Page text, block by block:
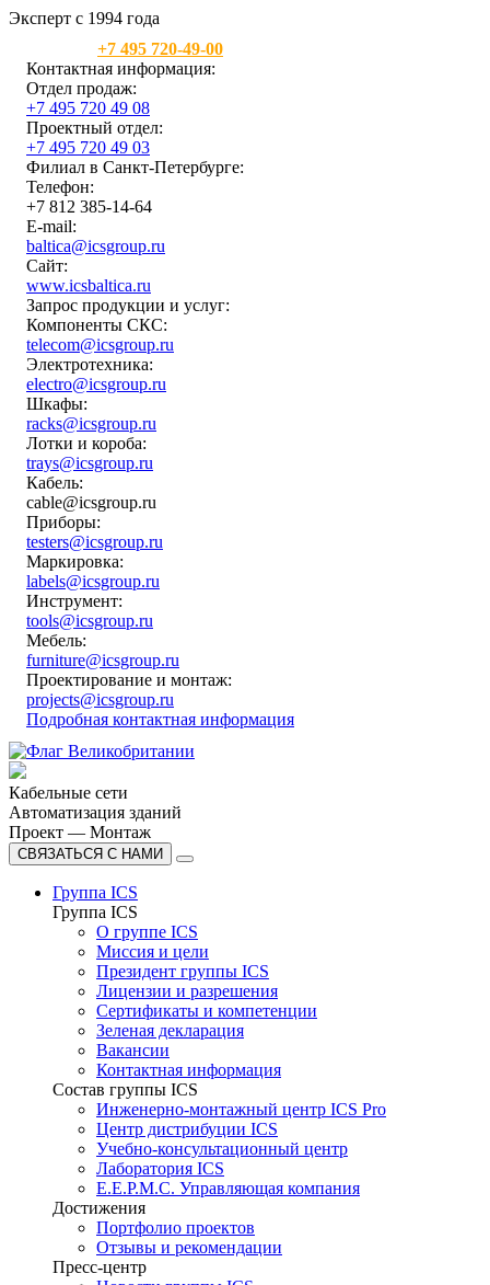
Эксперт с 1994 года
+7 495 720-49-00
Контактная информация:
Отдел продаж:
+7 495 720 49 08
Проектный отдел:
+7 495 720 49 03
Филиал в Санкт-Петербурге:
Телефон:
+7 812 385-14-64
E-mail:
baltica@icsgroup.ru
Сайт:
www.icsbaltica.ru
Запрос продукции и услуг:
Компоненты СКС:
telecom@icsgroup.ru
Электротехника:
electro@icsgroup.ru
Шкафы:
racks@icsgroup.ru
Лотки и короба:
trays@icsgroup.ru
Кабель:
cable@icsgroup.ru
Приборы:
testers@icsgroup.ru
Маркировка:
labels@icsgroup.ru
Инструмент:
tools@icsgroup.ru
Мебель:
furniture@icsgroup.ru
Проектирование и монтаж:
projects@icsgroup.ru
Подробная контактная информация
Кабельные сети
Автоматизация зданий
Проект — Монтаж
СВЯЗАТЬСЯ С НАМИ
Группа ICS
Группа ICS
О группе ICS
Миссия и цели
Президент группы ICS
Лицензии и разрешения
Сертификаты и компетенции
Зеленая декларация
Вакансии
Контактная информация
Состав группы ICS
Инженерно-монтажный центр ICS Pro
Центр дистрибуции ICS
Учебно-консультационный центр
Лаборатория ICS
E.E.P.M.C. Управляющая компания
Достижения
Портфолио проектов
Отзывы и рекомендации
Пресс-центр